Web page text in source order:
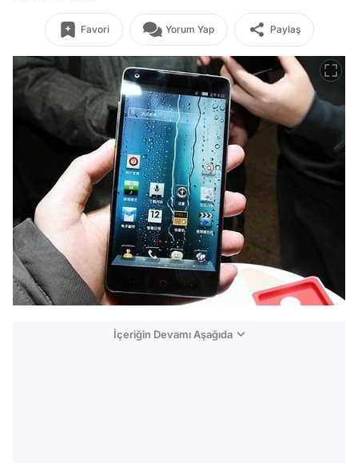
Favori Yorum Yap Paylaş
İçeriğin Devamı Aşağıda